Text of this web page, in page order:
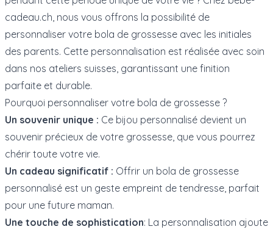
cadeau.ch, nous vous offrons la possibilité de
personnaliser votre bola de grossesse avec les initiales
des parents. Cette personnalisation est réalisée avec soin
dans nos ateliers suisses, garantissant une finition
parfaite et durable.
Pourquoi personnaliser votre bola de grossesse ?
Un souvenir unique : Ce bijou personnalisé devient un
souvenir précieux de votre grossesse, que vous pourrez
chérir toute votre vie.
Un cadeau significatif : Offrir un bola de grossesse
personnalisé est un geste empreint de tendresse, parfait
pour une future maman.
Une touche de sophistication: La personnalisation ajoute